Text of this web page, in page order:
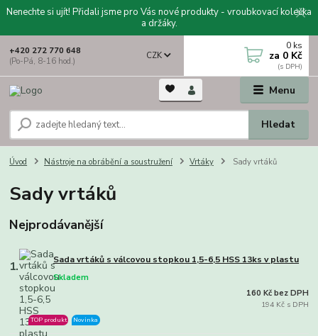
Nenechte si ujít! Přidali jsme pro Vás nové produkty - vroubkovací kolečka
a držáky.
Menu
CZK
Hledat
+420 272 770 648
(Po-Pá, 8-16 hod.)
0 ks
za 0 Kč
Úvod Nástroje na obrábění a soustružení Vrtáky Sady vrtáků
Sady vrtáků
Nejprodávanější
1. Sada vrtáků s válcovou stopkou 1,5-6,5 HSS 13ks v plastu
Skladem
TOP produkt Novinka
194 Kč
160 Kč bez DPH